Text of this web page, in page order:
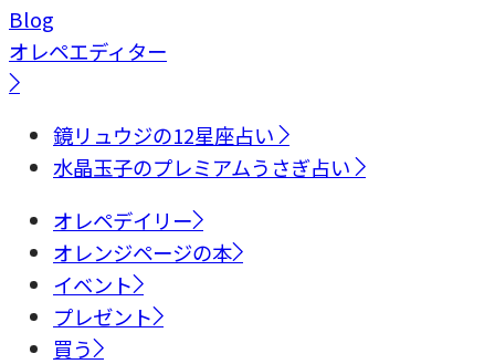
Blog
オレペエディター
鏡リュウジの12星座占い
水晶玉子のプレミアムうさぎ占い
オレペデイリー
オレンジページの本
イベント
プレゼント
買う